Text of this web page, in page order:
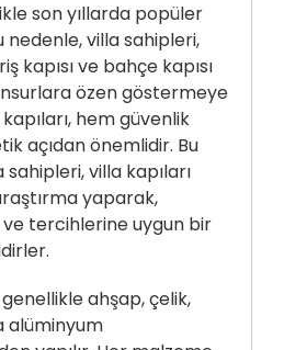
son yıllarda popüler
nedenle, villa sahipleri,
kapısı ve bahçe kapısı
özen göstermeye
hem güvenlik
açıdan önemlidir. Bu
villa kapıları
yaparak,
ve tercihlerine uygun bir
genellikle ahşap, çelik,
alüminyum